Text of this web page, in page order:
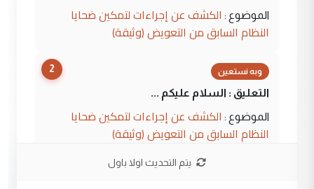
الموضوع : الكشف عن إجراءات لتمكين ضحايا
النظام السابق من التعويض (وثيقة)
2 وبه نستعين
التعليق : السلام عليكم ...
الموضوع : الكشف عن إجراءات لتمكين ضحايا
النظام السابق من التعويض (وثيقة)
محمد حسين عبد الكريم حسين
يتم التحديث اولا باول